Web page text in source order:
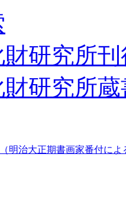
研究所
研究所
明治大正期書画家番付によ